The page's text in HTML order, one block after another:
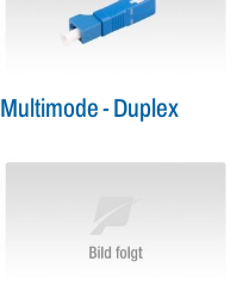
Multimode - Duplex